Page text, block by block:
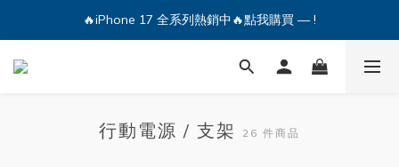
🔥iPhone 17 全系列熱銷中🔥點我購買 — !
🔥iPhone 17 全系列熱銷中🔥點我購買 — !
💕加入Q哥 Line 新好友領優惠券！🎫
行動電源 / 支架 26 件商品